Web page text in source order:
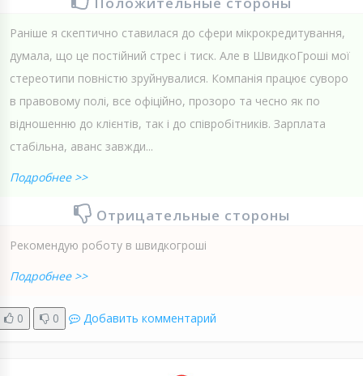
Раніше я скептично ставилася до сфери мікрокредитування,
думала, що це постійний стрес і тиск. Але в ШвидкоГроші мої
стереотипи повністю зруйнувалися. Компанія працює суворо
в правовому полі, все офіційно, прозоро та чесно як по
відношенню до клієнтів, так і до співробітників. Зарплата
стабільна, аванс завжди...
Подробнее >>
Отрицательные стороны
Рекомендую роботу в швидкогроші
Подробнее >>
0 0 Добавить комментарий